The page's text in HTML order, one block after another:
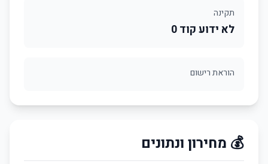
תקינה
לא ידוע קוד 0
הוראת רישום
💰 מחירון ונתונים